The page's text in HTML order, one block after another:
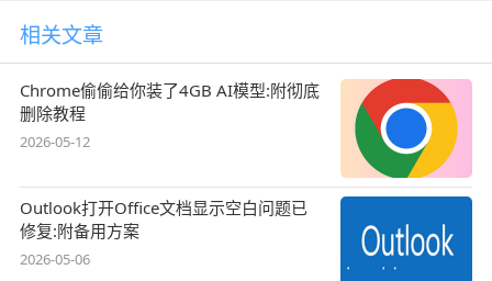
相关文章
Chrome偷偷给你装了4GB AI模型:附彻底
删除教程
2026-05-12
Outlook打开Office文档显示空白问题已
修复:附备用方案
2026-05-06